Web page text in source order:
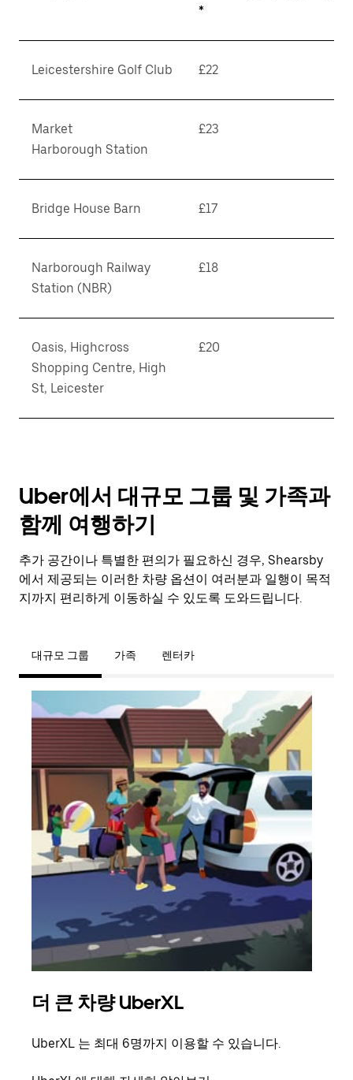
*
Leicestershire Golf Club £22
Market
Harborough Station
£23
Bridge House Barn £17
Narborough Railway
Station (NBR)
£18
Oasis, Highcross
Shopping Centre, High
St, Leicester
£20
Uber에서 대규모 그룹 및 가족과
함께 여행하기
추가 공간이나 특별한 편의가 필요하신 경우, Shearsby
에서 제공되는 이러한 차량 옵션이 여러분과 일행이 목적
지까지 편리하게 이동하실 수 있도록 도와드립니다.
대규모 그룹 가족 렌터카
더 큰 차량 UberXL
UberXL 는 최대 6명까지 이용할 수 있습니다.